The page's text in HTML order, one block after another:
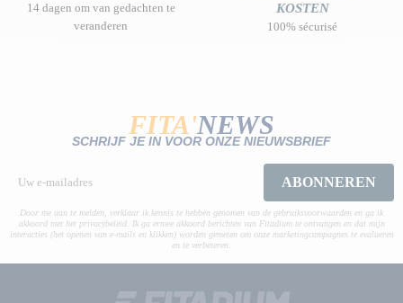
14 dagen om van gedachten te
veranderen
KOSTEN
100% sécurisé
FITA'NEWS
SCHRIJF JE IN VOOR ONZE NIEUWSBRIEF
ABONNEREN
Door me aan te melden, verklaar ik kennis te hebben genomen van de gebruiksvoorwaarden en ga ik
akkoord met het privacybeleid. Ik ga ermee akkoord berichten van Fitadium te ontvangen en dat mijn
interacties (het openen van e-mails en klikken) worden gemeten om onze marketingcampagnes te evalueren
en te verbeteren.